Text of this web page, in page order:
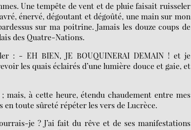
Une tempête de vent et de pluie faisait ruisseler
énervé, dégoutant et dégoûté, une main sur mon
sur ma poitrine. Jamais les douze coups de
des Quatre-Nations.
: - EH BIEN, JE BOUQUINERAI DEMAIN ! et je
les quais éclairés d’une lumière douce et gaie, et
mais, à cette heure, étendu chaudement entre mes
toute sûreté répéter les vers de Lucrèce.
je ? J’ai fait du rêve et de ses manifestations